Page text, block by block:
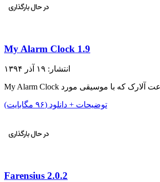
My Alarm Clock 1.9
انتشار: ۱۹ آذر ۱۳۹۴
توضیحات + دانلود (۹۶ مگابایت)
Farensius 2.0.2